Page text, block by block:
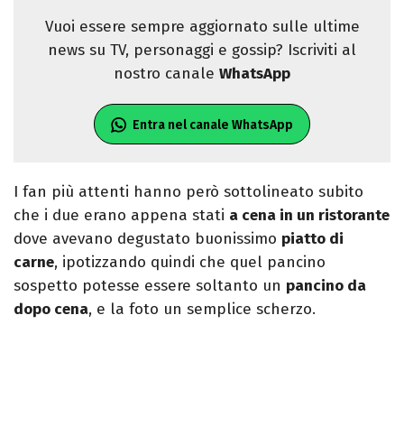
Vuoi essere sempre aggiornato sulle ultime
news su TV, personaggi e gossip? Iscriviti al
nostro canale WhatsApp
Entra nel canale WhatsApp
I fan più attenti hanno però sottolineato subito
che i due erano appena stati a cena in un ristorante
dove avevano degustato buonissimo piatto di
carne, ipotizzando quindi che quel pancino
sospetto potesse essere soltanto un pancino da
dopo cena, e la foto un semplice scherzo.